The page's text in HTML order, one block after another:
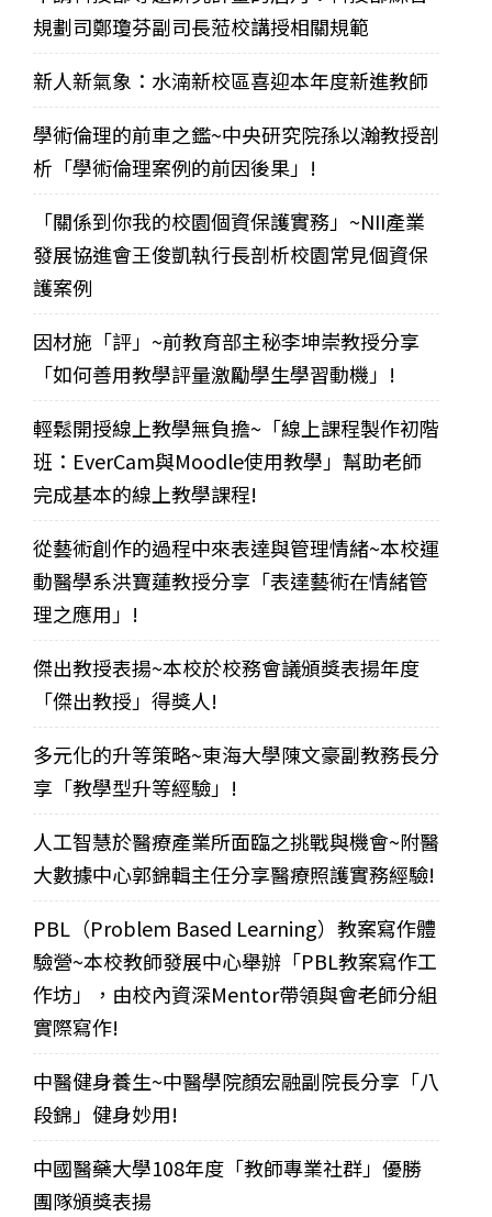
規劃司鄭瓊芬副司長蒞校講授相關規範
新人新氣象：水湳新校區喜迎本年度新進教師
學術倫理的前車之鑑~中央研究院孫以瀚教授剖
析「學術倫理案例的前因後果」!
「關係到你我的校園個資保護實務」~NII產業
發展協進會王俊凱執行長剖析校園常見個資保
護案例
因材施「評」~前教育部主秘李坤崇教授分享
「如何善用教學評量激勵學生學習動機」!
輕鬆開授線上教學無負擔~「線上課程製作初階
班：EverCam與Moodle使用教學」幫助老師
完成基本的線上教學課程!
從藝術創作的過程中來表達與管理情緒~本校運
動醫學系洪寶蓮教授分享「表達藝術在情緒管
理之應用」!
傑出教授表揚~本校於校務會議頒獎表揚年度
「傑出教授」得獎人!
多元化的升等策略~東海大學陳文豪副教務長分
享「教學型升等經驗」!
人工智慧於醫療產業所面臨之挑戰與機會~附醫
大數據中心郭錦輯主任分享醫療照護實務經驗!
PBL（Problem Based Learning）教案寫作體
驗營~本校教師發展中心舉辦「PBL教案寫作工
作坊」，由校內資深Mentor帶領與會老師分組
實際寫作!
中醫健身養生~中醫學院顏宏融副院長分享「八
段錦」健身妙用!
中國醫藥大學108年度「教師專業社群」優勝
團隊頒獎表揚